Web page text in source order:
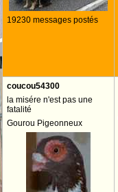
19230 messages postés
coucou54300
la misére n'est pas une
fatalité
Gourou Pigeonneux